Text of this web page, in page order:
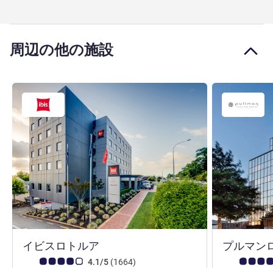
周辺の他の施設
イビスロトルア
お客さまの声 (確認済みレビュー アコーホテルズ)
4.1/5 (1664件のレビュー
)
プルマン
お客さまの